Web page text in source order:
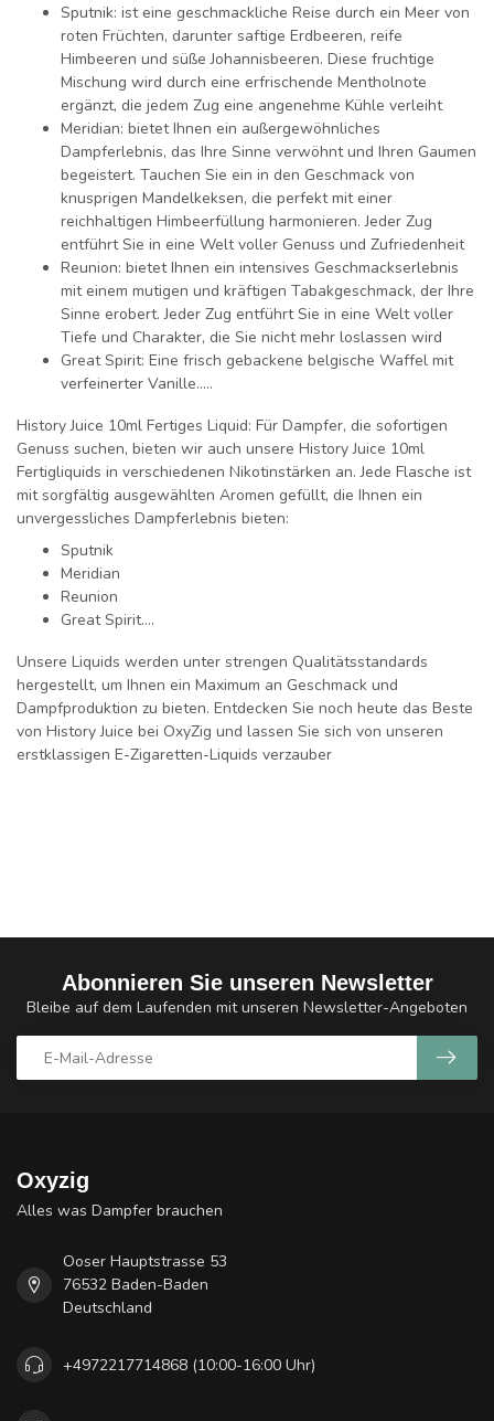
Sputnik: ist eine geschmackliche Reise durch ein Meer von
roten Früchten, darunter saftige Erdbeeren, reife
Himbeeren und süße Johannisbeeren. Diese fruchtige
Mischung wird durch eine erfrischende Mentholnote
ergänzt, die jedem Zug eine angenehme Kühle verleiht
Meridian: bietet Ihnen ein außergewöhnliches
Dampferlebnis, das Ihre Sinne verwöhnt und Ihren Gaumen
begeistert. Tauchen Sie ein in den Geschmack von
knusprigen Mandelkeksen, die perfekt mit einer
reichhaltigen Himbeerfüllung harmonieren. Jeder Zug
entführt Sie in eine Welt voller Genuss und Zufriedenheit
Reunion: bietet Ihnen ein intensives Geschmackserlebnis
mit einem mutigen und kräftigen Tabakgeschmack, der Ihre
Sinne erobert. Jeder Zug entführt Sie in eine Welt voller
Tiefe und Charakter, die Sie nicht mehr loslassen wird
Great Spirit: Eine frisch gebackene belgische Waffel mit
verfeinerter Vanille.....
History Juice 10ml Fertiges Liquid: Für Dampfer, die sofortigen
Genuss suchen, bieten wir auch unsere History Juice 10ml
Fertigliquids in verschiedenen Nikotinstärken an. Jede Flasche ist
mit sorgfältig ausgewählten Aromen gefüllt, die Ihnen ein
unvergessliches Dampferlebnis bieten:
Sputnik
Meridian
Reunion
Great Spirit....
Unsere Liquids werden unter strengen Qualitätsstandards
hergestellt, um Ihnen ein Maximum an Geschmack und
Dampfproduktion zu bieten. Entdecken Sie noch heute das Beste
von History Juice bei OxyZig und lassen Sie sich von unseren
erstklassigen E-Zigaretten-Liquids verzauber
Abonnieren Sie unseren Newsletter
Bleibe auf dem Laufenden mit unseren Newsletter-Angeboten
Oxyzig
Alles was Dampfer brauchen
Ooser Hauptstrasse 53
76532 Baden-Baden
Deutschland
+4972217714868 (10:00-16:00 Uhr)